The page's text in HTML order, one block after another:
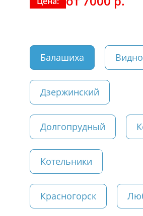
Балашиха
Дзержинский
Долгопрудный
Котельники
Красногорск